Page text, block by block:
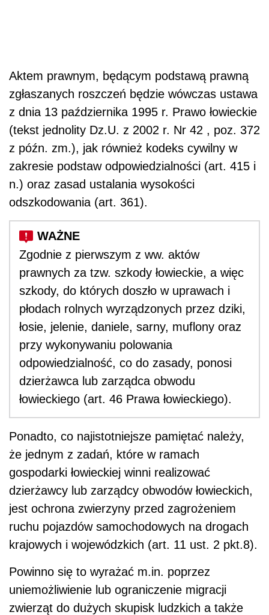
Aktem prawnym, będącym podstawą prawną
zgłaszanych roszczeń będzie wówczas ustawa
z dnia 13 października 1995 r. Prawo łowieckie
(tekst jednolity Dz.U. z 2002 r. Nr 42 , poz. 372
z późn. zm.), jak również kodeks cywilny w
zakresie podstaw odpowiedzialności (art. 415 i
n.) oraz zasad ustalania wysokości
odszkodowania (art. 361).
Zgodnie z pierwszym z ww. aktów
prawnych za tzw. szkody łowieckie, a więc
szkody, do których doszło w uprawach i
płodach rolnych wyrządzonych przez dziki,
łosie, jelenie, daniele, sarny, muflony oraz
przy wykonywaniu polowania
odpowiedzialność, co do zasady, ponosi
dzierżawca lub zarządca obwodu
łowieckiego (art. 46 Prawa łowieckiego).
Ponadto, co najistotniejsze pamiętać należy,
że jednym z zadań, które w ramach
gospodarki łowieckiej winni realizować
dzierżawcy lub zarządcy obwodów łowieckich,
jest ochrona zwierzyny przed zagrożeniem
ruchu pojazdów samochodowych na drogach
krajowych i wojewódzkich (art. 11 ust. 2 pkt.8).
Powinno się to wyrażać m.in. poprzez
uniemożliwienie lub ograniczenie migracji
zwierząt do dużych skupisk ludzkich a także